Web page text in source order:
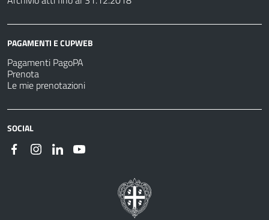
PAGAMENTI E CUPWEB
Pagamenti PagoPA
Prenota
Le mie prenotazioni
SOCIAL